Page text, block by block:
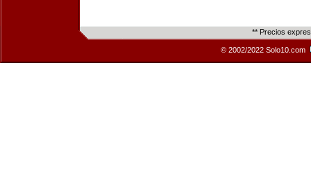
** Precios
© 2002/2022 Solo10.com